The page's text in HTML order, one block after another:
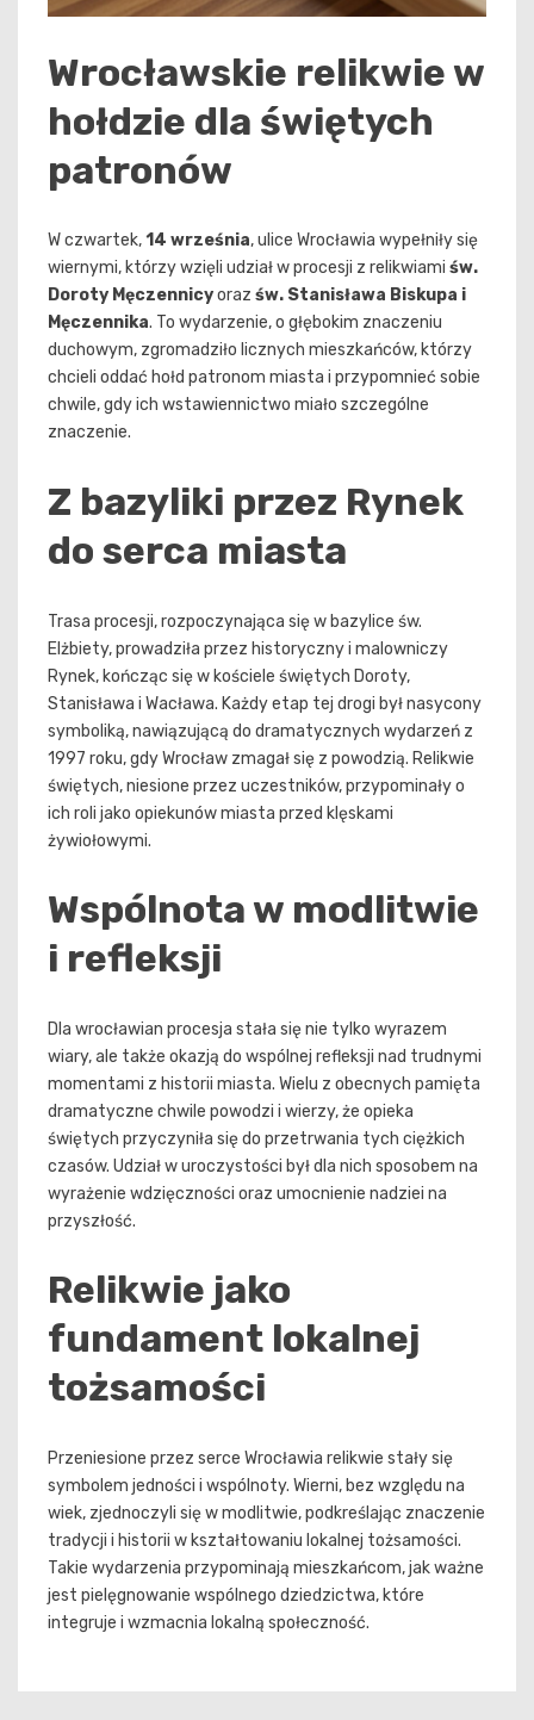
Wrocławskie relikwie w
hołdzie dla świętych
patronów
W czwartek,14 września, ulice Wrocławia wypełniły się
wiernymi, którzy wzięli udział w procesji z relikwiami św.
Doroty Męczennicyoraz św. Stanisława Biskupa i
Męczennika. To wydarzenie, o głębokim znaczeniu
duchowym, zgromadziło licznych mieszkańców, którzy
chcieli oddać hołd patronom miasta i przypomnieć sobie
chwile, gdy ich wstawiennictwo miało szczególne
znaczenie.
Z bazyliki przez Rynek
do serca miasta
Trasa procesji, rozpoczynająca się w bazylice św.
Elżbiety, prowadziła przez historyczny i malowniczy
Rynek, kończąc się w kościele świętych Doroty,
Stanisława i Wacława. Każdy etap tej drogi był nasycony
symboliką, nawiązującą do dramatycznych wydarzeń z
1997 roku, gdy Wrocław zmagał się z powodzią. Relikwie
świętych, niesione przez uczestników, przypominały o
ich roli jako opiekunów miasta przed klęskami
żywiołowymi.
Wspólnota w modlitwie
i refleksji
Dla wrocławian procesja stała się nie tylko wyrazem
wiary, ale także okazją do wspólnej refleksji nad trudnymi
momentami z historii miasta. Wielu z obecnych pamięta
dramatyczne chwile powodzi i wierzy, że opieka
świętych przyczyniła się do przetrwania tych ciężkich
czasów. Udział w uroczystości był dla nich sposobem na
wyrażenie wdzięczności oraz umocnienie nadziei na
przyszłość.
Relikwie jako
fundament lokalnej
tożsamości
Przeniesione przez serce Wrocławia relikwie stały się
symbolem jedności i wspólnoty. Wierni, bez względu na
wiek, zjednoczyli się w modlitwie, podkreślając znaczenie
tradycji i historii w kształtowaniu lokalnej tożsamości.
Takie wydarzenia przypominają mieszkańcom, jak ważne
jest pielęgnowanie wspólnego dziedzictwa, które
integruje i wzmacnia lokalną społeczność.